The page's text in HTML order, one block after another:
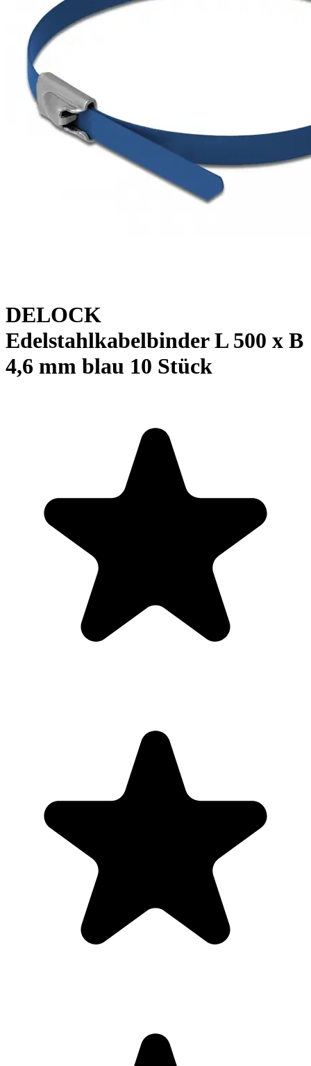
DELOCK
Edelstahlkabelbinder L 500 x B
4,6 mm blau 10 Stück